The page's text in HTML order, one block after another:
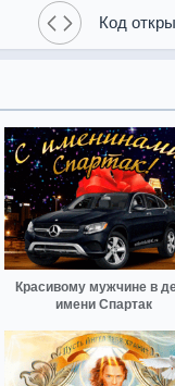
Код
Красивому мужчине в
имени Спартак